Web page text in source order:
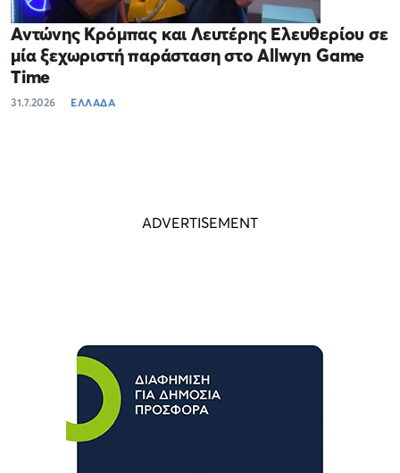
Αντώνης Κρόμπας και Λευτέρης Ελευθερίου σε
μία ξεχωριστή παράσταση στο Allwyn Game
Time
31.7.2026 ΕΛΛΑΔΑ